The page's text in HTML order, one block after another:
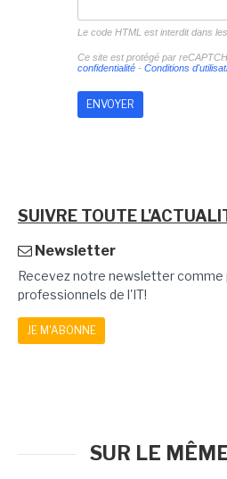
Le code HTML est interdit dans
Ce site est protégé par
confidentialité- Conditions
SUIVRE TOUTE
Newsletter
Recevez notre newsletter comme
professionnels de l'IT!
JE M'ABONNE
SUR LE